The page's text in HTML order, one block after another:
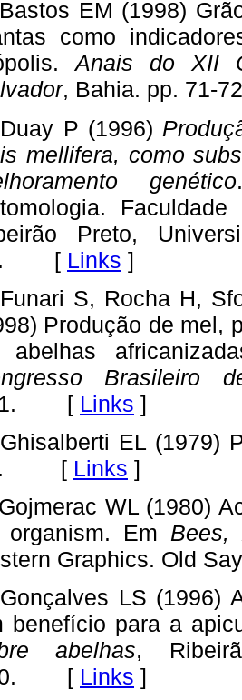
EM (1998)
como
Anais do XII
, Bahia. pp.
P (1996)
mellifera, como
genético
Preto,
[ Links ]
S, Rocha H,
Produção de mel,
abelhas
Brasileiro
[ Links ]
EL (1979)
[ Links ]
WL (1980)
organism. Em Bees,
Graphics. Old
LS (1996)
benefício para a
abelhas,
[ Links ]